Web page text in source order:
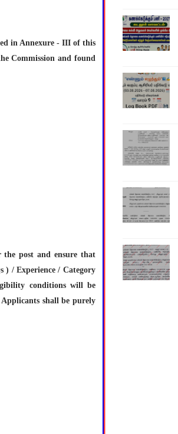
in Annexure - III of this
Commission and found
the post and ensure that
/ Experience / Category
conditions will be
shall be purely